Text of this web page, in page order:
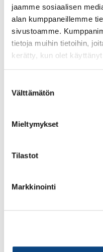
jaamme sosiaalisen
alan kumppaneillemme
sivustoamme.
tietoja muihin tietoihin,
kerätty, kun olet
valinta
Välttämätön
Mieltymykset
Tilastot
Markkinointi
17.81€ /pg(alv. 0%)